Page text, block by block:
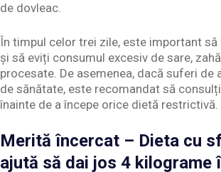
de dovleac.
În timpul celor trei zile, este important să
și să eviți consumul excesiv de sare,
procesate. De asemenea, dacă suferi de
de sănătate, este recomandat să
înainte de a începe orice dietă restrictivă.
Merită încercat – Dieta cu
ajută să dai jos 4 kilograme